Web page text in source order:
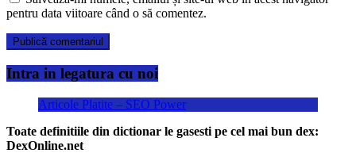
pentru data viitoare când o să comentez.
Intra in legatura cu noi
Articole Platite – SEO Power
Toate definitiile din dictionar le gasesti pe cel mai bun dex:
DexOnline.net